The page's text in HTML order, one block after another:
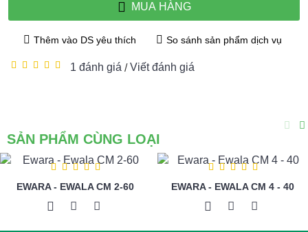
MUA HÀNG
Thêm vào DS yêu thích So sánh sản phẩm dịch vụ
1 đánh giá /Viết đánh giá
SẢN PHẨM CÙNG LOẠI
EWARA - EWALA CM 2-60 EWARA - EWALA CM 4 - 40